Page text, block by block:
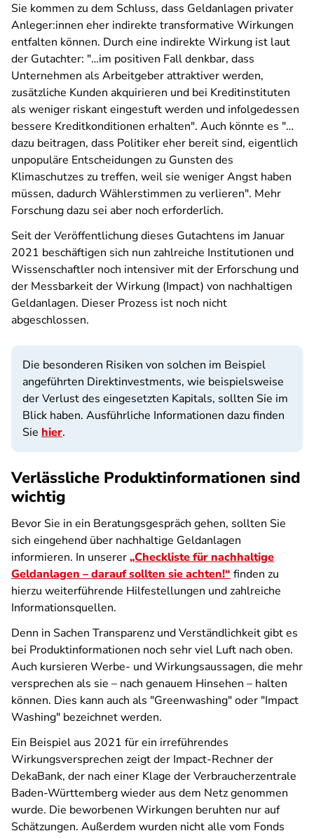
Sie kommen zu dem Schluss, dass Geldanlagen privater
Anleger:innen eher indirekte transformative Wirkungen
entfalten können. Durch eine indirekte Wirkung ist laut
der Gutachter: "…im positiven Fall denkbar, dass
Unternehmen als Arbeitgeber attraktiver werden,
zusätzliche Kunden akquirieren und bei Kreditinstituten
als weniger riskant eingestuft werden und infolgedessen
bessere Kreditkonditionen erhalten". Auch könnte es "…
dazu beitragen, dass Politiker eher bereit sind, eigentlich
unpopuläre Entscheidungen zu Gunsten des
Klimaschutzes zu treffen, weil sie weniger Angst haben
müssen, dadurch Wählerstimmen zu verlieren". Mehr
Forschung dazu sei aber noch erforderlich.
Seit der Veröffentlichung dieses Gutachtens im Januar
2021 beschäftigen sich nun zahlreiche Institutionen und
Wissenschaftler noch intensiver mit der Erforschung und
der Messbarkeit der Wirkung (Impact) von nachhaltigen
Geldanlagen. Dieser Prozess ist noch nicht
abgeschlossen.
Die besonderen Risiken von solchen im Beispiel
angeführten Direktinvestments, wie beispielsweise
der Verlust des eingesetzten Kapitals, sollten Sie im
Blick haben. Ausführliche Informationen dazu finden
Sie hier.
Verlässliche Produktinformationen sind
wichtig
Bevor Sie in ein Beratungsgespräch gehen, sollten Sie
sich eingehend über nachhaltige Geldanlagen
informieren. In unserer„Checkliste für nachhaltige
Geldanlagen – darauf sollten sie achten!“ finden zu
hierzu weiterführende Hilfestellungen und zahlreiche
Informationsquellen.
Denn in Sachen Transparenz und Verständlichkeit gibt es
bei Produktinformationen noch sehr viel Luft nach oben.
Auch kursieren Werbe- und Wirkungsaussagen, die mehr
versprechen als sie – nach genauem Hinsehen – halten
können. Dies kann auch als "Greenwashing" oder "Impact
Washing" bezeichnet werden.
Ein Beispiel aus 2021 für ein irreführendes
Wirkungsversprechen zeigt der Impact-Rechner der
DekaBank, der nach einer Klage der Verbraucherzentrale
Baden-Württemberg wieder aus dem Netz genommen
wurde. Die beworbenen Wirkungen beruhten nur auf
Schätzungen. Außerdem wurden nicht alle vom Fonds